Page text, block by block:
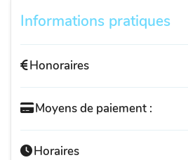
Informations pratiques
Honoraires
Moyens de paiement :
Horaires